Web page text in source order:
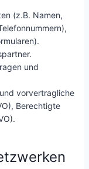
(z.B. Namen,
und
vorvertragliche
Berechtigte